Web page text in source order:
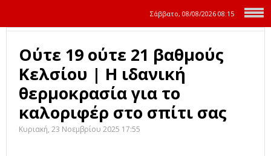
Σάββατο, 08/08/2026 08:15
Ούτε 19 ούτε 21 βαθμούς
Κελσίου | Η ιδανική
θερμοκρασία για το
καλοριφέρ στο σπίτι σας
Κυριακή, 23 Νοεμβρίου 2025 17:55